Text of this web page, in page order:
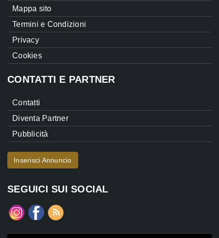
Mappa sito
Termini e Condizioni
Privacy
Cookies
CONTATTI E PARTNER
Contatti
Diventa Partner
Pubblicità
Inserisci Annuncio
SEGUICI SUI SOCIAL